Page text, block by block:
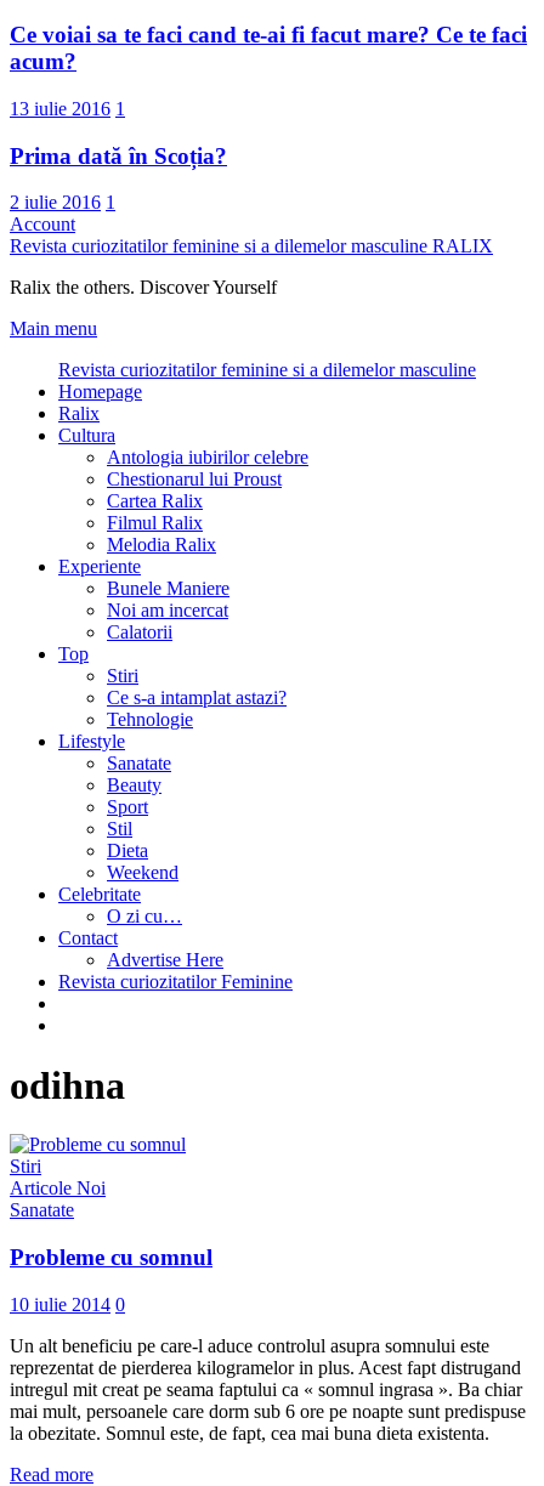
Ce voiai sa te faci cand te-ai fi facut mare? Ce te faci
acum?
13 iulie 2016 1
Prima dată în Scoția?
2 iulie 2016 1
Account
Revista curiozitatilor feminine si a dilemelor masculine RALIX
Ralix the others. Discover Yourself
Main menu
Revista curiozitatilor feminine si a dilemelor masculine
Homepage
Ralix
Cultura
Antologia iubirilor celebre
Chestionarul lui Proust
Cartea Ralix
Filmul Ralix
Melodia Ralix
Experiente
Bunele Maniere
Noi am incercat
Calatorii
Top
Stiri
Ce s-a intamplat astazi?
Tehnologie
Lifestyle
Sanatate
Beauty
Sport
Stil
Dieta
Weekend
Celebritate
O zi cu…
Contact
Advertise Here
Revista curiozitatilor Feminine
odihna
Stiri
Articole Noi
Sanatate
Probleme cu somnul
10 iulie 2014 0
Un alt beneficiu pe care-l aduce controlul asupra somnului este
reprezentat de pierderea kilogramelor in plus. Acest fapt distrugand
intregul mit creat pe seama faptului ca « somnul ingrasa ». Ba chiar
mai mult, persoanele care dorm sub 6 ore pe noapte sunt predispuse
la obezitate. Somnul este, de fapt, cea mai buna dieta existenta.
Read more